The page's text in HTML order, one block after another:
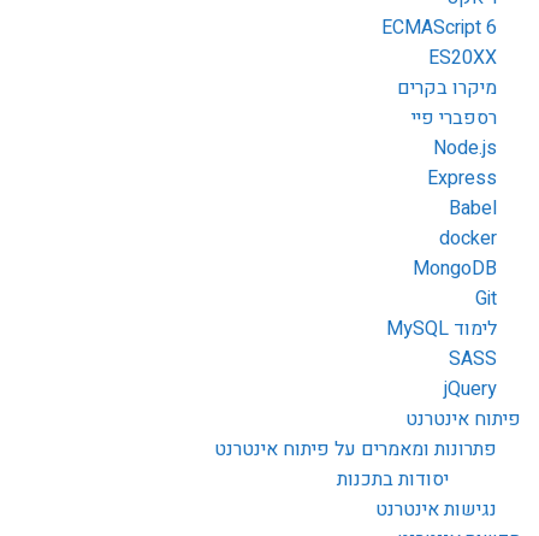
ECMAScript 6
ES20XX
מיקרו בקרים
רספברי פיי
Node.js
Express
Babel
docker
MongoDB
Git
לימוד MySQL
SASS
jQuery
פיתוח אינטרנט
פתרונות ומאמרים על פיתוח אינטרנט
יסודות בתכנות
נגישות אינטרנט